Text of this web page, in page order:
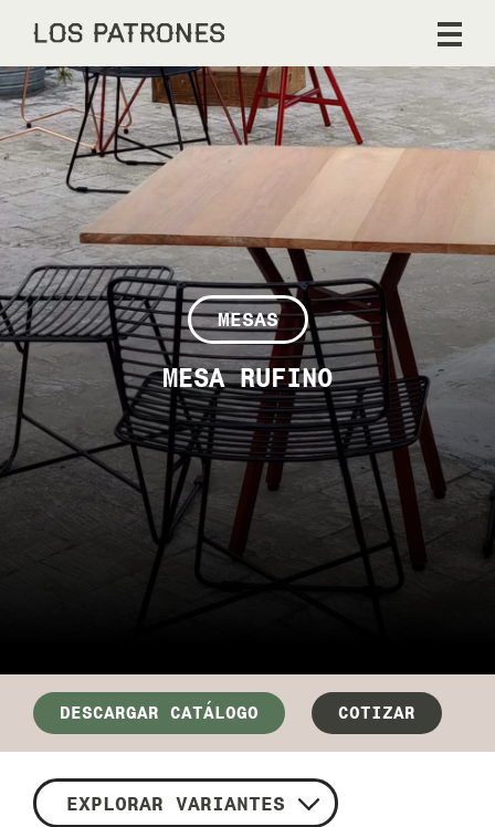
MESAS
MESA RUFINO
DESCARGAR CATÁLOGO COTIZAR
EXPLORAR VARIANTES